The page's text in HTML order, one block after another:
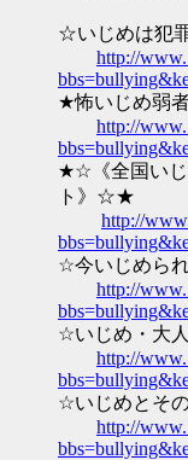
☆いじめは犯
http://
★怖いじめ弱
http://
★☆《全国いじ
ト》☆★
http://
☆今いじめら
http://
☆いじめ・大
http://
☆いじめとそ
http://